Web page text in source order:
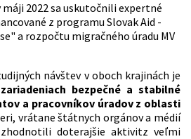
máji 2022 sa uskutočnili expertné
z programu Slovak Aid -
a rozpočtu migračného úradu MV
návštev v oboch krajinách je
bezpečné a stabilné
a pracovníkov úradov z oblasti
vrátane štátnych orgánov a médií
zhodnotili doterajšie aktivitz veľmi